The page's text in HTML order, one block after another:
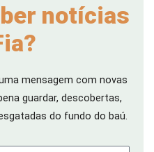
notícias
mensagem com novas
guardar, descobertas,
do fundo do baú.